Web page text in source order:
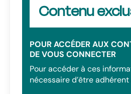
Contenu
POUR ACCÉDER AUX
DE VOUS CONNECTER
Pour accéder à ces
nécessaire d’être adhérent